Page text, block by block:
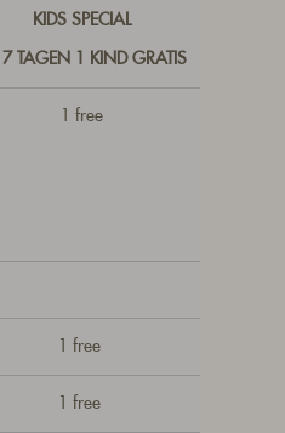
KIDS SPECIAL
TAGEN 1 KIND GRATIS
1 free
1 free
1 free